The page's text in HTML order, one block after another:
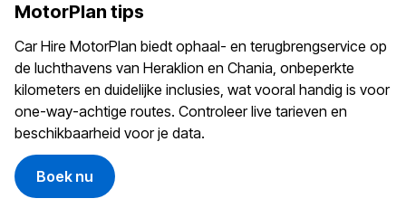
MotorPlan tips
Car Hire MotorPlan biedt ophaal- en terugbrengservice op
de luchthavens van Heraklion en Chania, onbeperkte
kilometers en duidelijke inclusies, wat vooral handig is voor
one-way-achtige routes. Controleer live tarieven en
beschikbaarheid voor je data.
Boek nu